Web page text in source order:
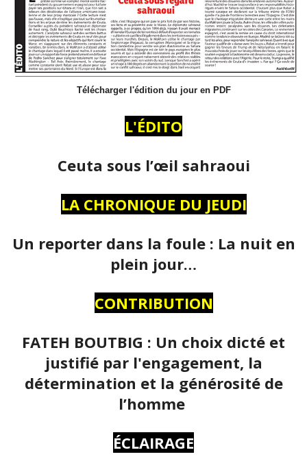
Télécharger l'édition du jour en PDF
L'ÉDITO
Ceuta sous l’œil sahraoui
LA CHRONIQUE DU JEUDI
Un reporter dans la foule : La nuit en
plein jour…
CONTRIBUTION
FATEH BOUTBIG : Un choix dicté et
justifié par l'engagement, la
détermination et la générosité de
l’homme
ÉCLAIRAGE